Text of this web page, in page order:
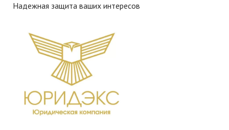
Надежная защита ваших интересов